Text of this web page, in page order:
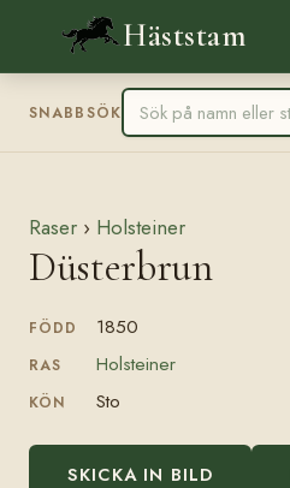
Häststam
SNABBSÖK
Raser › Holsteiner
Düsterbrun
FÖDD 1850
RAS Holsteiner
KÖN Sto
SKICKA IN BILD